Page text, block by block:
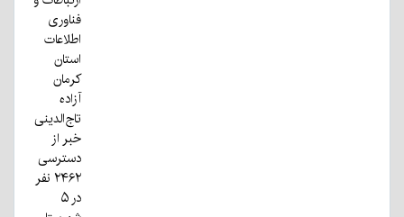
فناوری
اطلاعات
استان
کرمان
آزاده
تاج‌الدینی
خبر از
دسترسی
۲۴۶۲ نفر
در ۵